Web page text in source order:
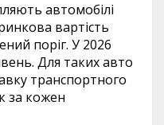
автомобілі
вартість
поріг. У 2026
Для таких авто
транспортного
за кожен